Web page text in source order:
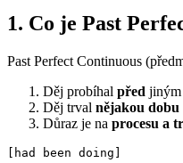
1. Co je Past
Past Perfect Continuous
Děj probíhal před jiným
Děj trval nějakou dobu
Důraz je na procesu a
[had been doing]